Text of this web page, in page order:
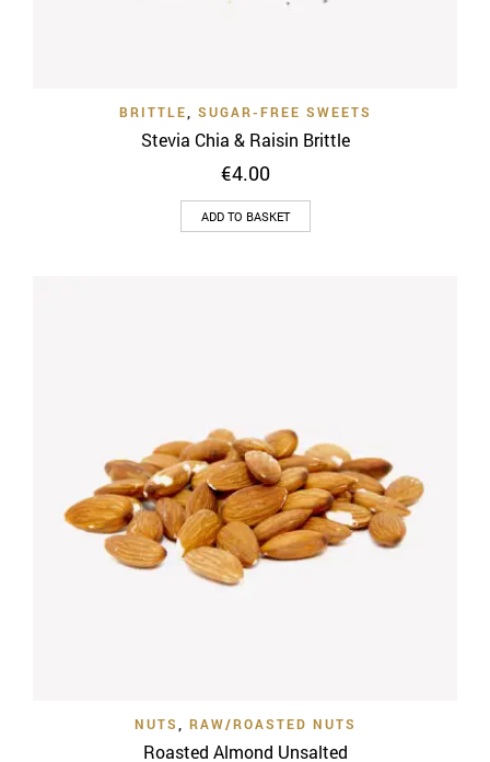
BRITTLE SUGAR-FREE SWEETS
Stevia Chia & Raisin Brittle
€4.00
ADD TO BASKET
NUTS RAW/ROASTED NUTS
Roasted Almond Unsalted